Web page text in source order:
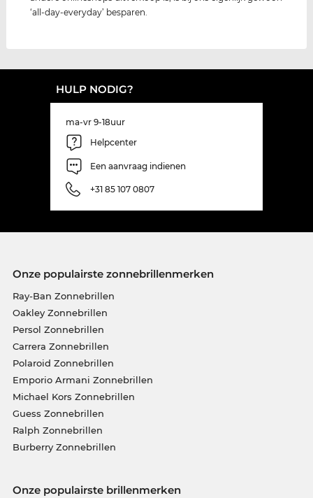
‘all-day-everyday’ besparen.
HULP NODIG?
ma-vr 9-18uur
Helpcenter
Een aanvraag indienen
+31 85 107 0807
Onze populairste zonnebrillenmerken
Ray-Ban Zonnebrillen
Oakley Zonnebrillen
Persol Zonnebrillen
Carrera Zonnebrillen
Polaroid Zonnebrillen
Emporio Armani Zonnebrillen
Michael Kors Zonnebrillen
Guess Zonnebrillen
Ralph Zonnebrillen
Burberry Zonnebrillen
Onze populairste brillenmerken